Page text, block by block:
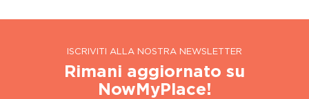
ISCRIVITI ALLA NOSTRA NEWSLETTER
Rimani aggiornato su
NowMyPlace!